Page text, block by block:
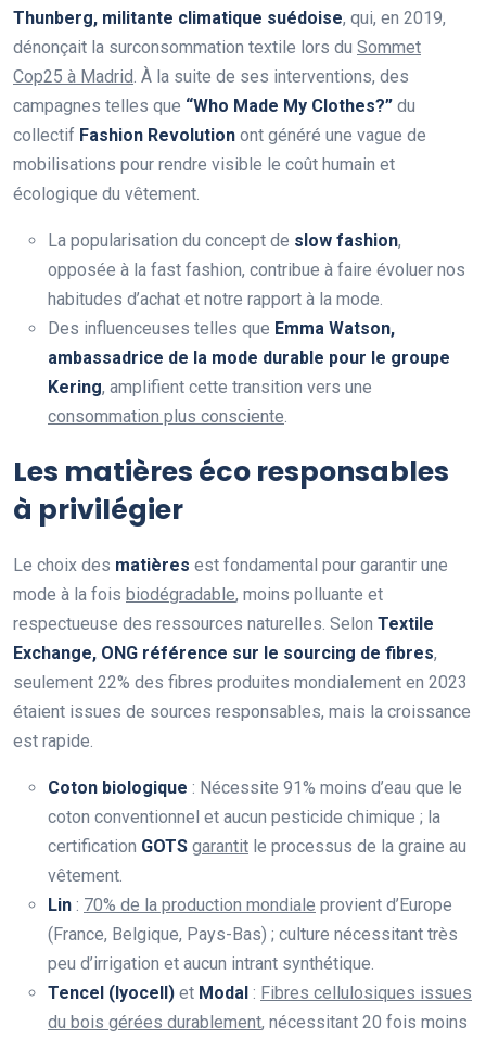
Thunberg, militante climatique suédoise, qui, en 2019,
dénonçait la surconsommation textile lors du Sommet
Cop25 à Madrid . À la suite de ses interventions, des
campagnes telles que “Who Made My Clothes?” du
collectif Fashion Revolution ont généré une vague de
mobilisations pour rendre visible le coût humain et
écologique du vêtement.
La popularisation du concept de slow fashion,
opposée à la fast fashion, contribue à faire évoluer nos
habitudes d’achat et notre rapport à la mode.
Des influenceuses telles que Emma Watson,
ambassadrice de la mode durable pour le groupe
Kering, amplifient cette transition vers une
consommation plus consciente
Les matières éco responsables
à privilégier
Le choix des matières est fondamental pour garantir une
mode à la fois biodégradable, moins polluante et
respectueuse des ressources naturelles. Selon Textile
Exchange, ONG référence sur le sourcing de fibres,
seulement 22% des fibres produites mondialement en 2023
étaient issues de sources responsables, mais la croissance
est rapide.
Coton biologique : Nécessite 91% moins d’eau que le
coton conventionnel et aucun pesticide chimique ; la
certification GOTS garantit le processus de la graine au
vêtement.
Lin : 70% de la production mondiale provient d’Europe
(France, Belgique, Pays-Bas) ; culture nécessitant très
peu d’irrigation et aucun intrant synthétique.
Tencel (lyocell) et Modal : Fibres cellulosiques issues
du bois gérées durablement, nécessitant 20 fois moins